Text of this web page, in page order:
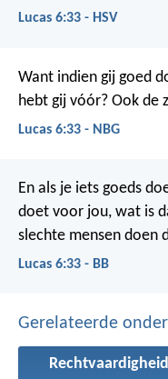
Lucas 6:33 - HSV
Want indien gij goed
hebt gij vóór? Ook de
Lucas 6:33 - NBG
En als je iets goeds
doet voor jou, wat is
slechte mensen doen
Lucas 6:33 - BB
Gerelateerde
Rechtvaardigheid